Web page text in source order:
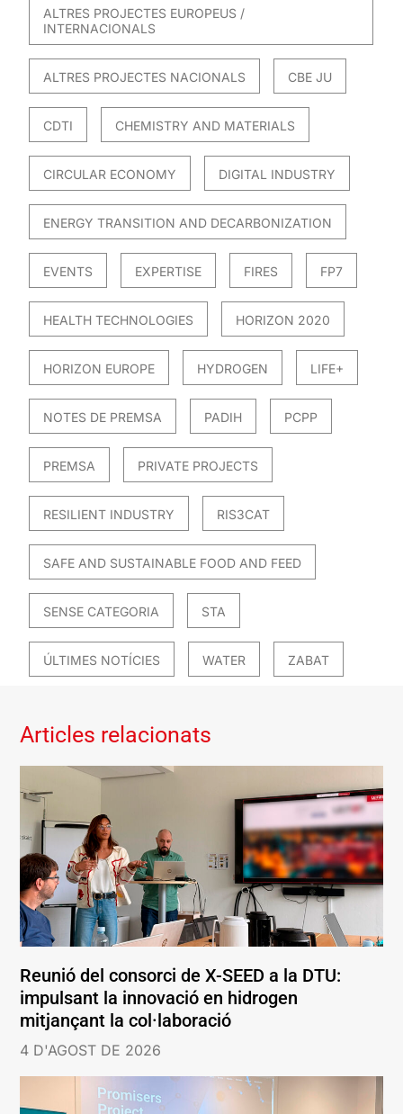
ALTRES PROJECTES EUROPEUS /
INTERNACIONALS
ALTRES PROJECTES NACIONALS CBE JU
CDTI CHEMISTRY AND MATERIALS
CIRCULAR ECONOMY DIGITAL INDUSTRY
ENERGY TRANSITION AND DECARBONIZATION
EVENTS EXPERTISE FIRES FP7
HEALTH TECHNOLOGIES HORIZON 2020
HORIZON EUROPE HYDROGEN LIFE+
NOTES DE PREMSA PADIH PCPP
PREMSA PRIVATE PROJECTS
RESILIENT INDUSTRY RIS3CAT
SAFE AND SUSTAINABLE FOOD AND FEED
SENSE CATEGORIA STA
ÚLTIMES NOTÍCIES WATER ZABAT
Articles relacionats
Reunió del consorci de X-SEED a la DTU:
impulsant la innovació en hidrogen
mitjançant la col·laboració
4 D'AGOST DE 2026